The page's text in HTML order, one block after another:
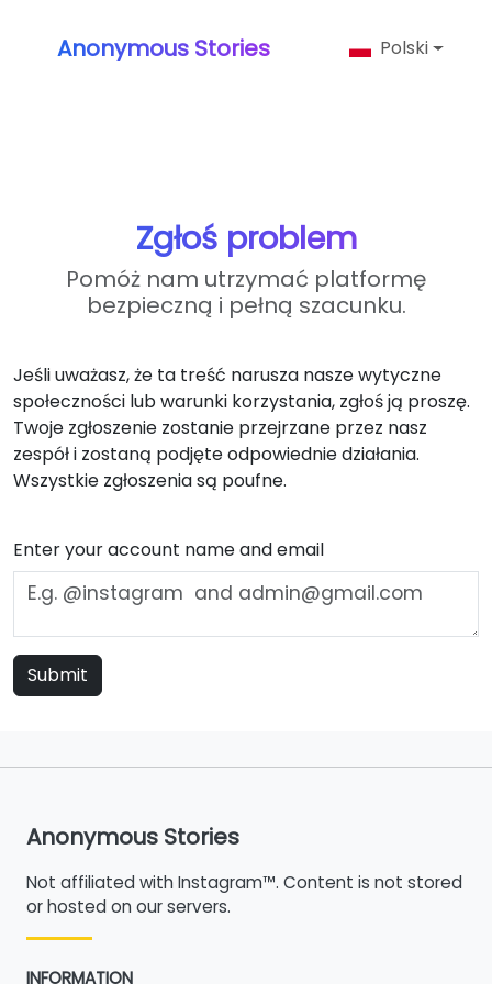
Anonymous Stories Polski
Zgłoś problem
Pomóż nam utrzymać platformę
bezpieczną i pełną szacunku.
Jeśli uważasz, że ta treść narusza nasze wytyczne
społeczności lub warunki korzystania, zgłoś ją proszę.
Twoje zgłoszenie zostanie przejrzane przez nasz
zespół i zostaną podjęte odpowiednie działania.
Wszystkie zgłoszenia są poufne.
Enter your account name and email
Submit
Anonymous Stories
Not affiliated with Instagram™. Content is not stored
or hosted on our servers.
INFORMATION